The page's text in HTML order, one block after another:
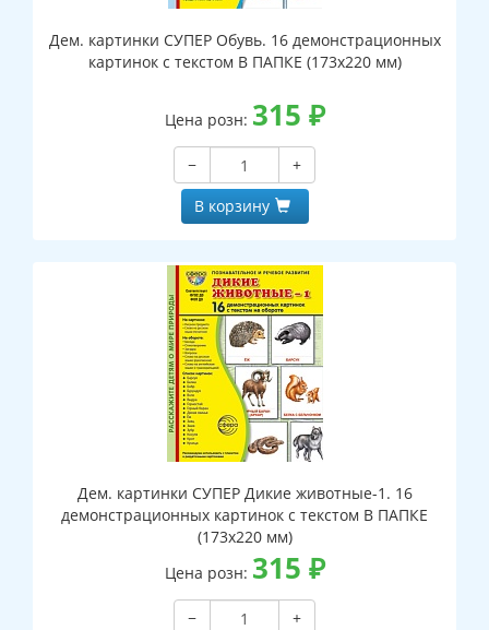
Дем. картинки СУПЕР Обувь. 16 демонстрационных
картинок с текстом В ПАПКЕ (173х220 мм)
Цена розн: 315 ₽
−
+
В корзину
Дем. картинки СУПЕР Дикие животные-1. 16
демонстрационных картинок с текстом В ПАПКЕ
(173х220 мм)
Цена розн: 315 ₽
−
+